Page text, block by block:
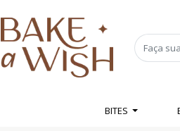
BITES